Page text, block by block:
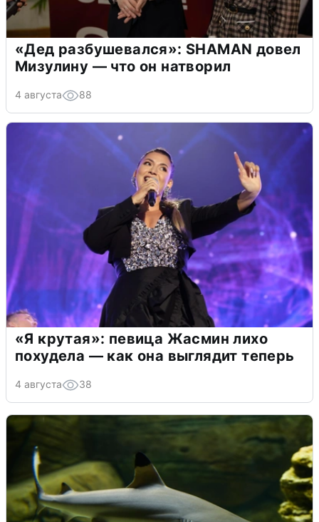
«Дед разбушевался»: SHAMAN довел
Мизулину — что он натворил
4 августа 88
«Я крутая»: певица Жасмин лихо
похудела — как она выглядит теперь
4 августа 38